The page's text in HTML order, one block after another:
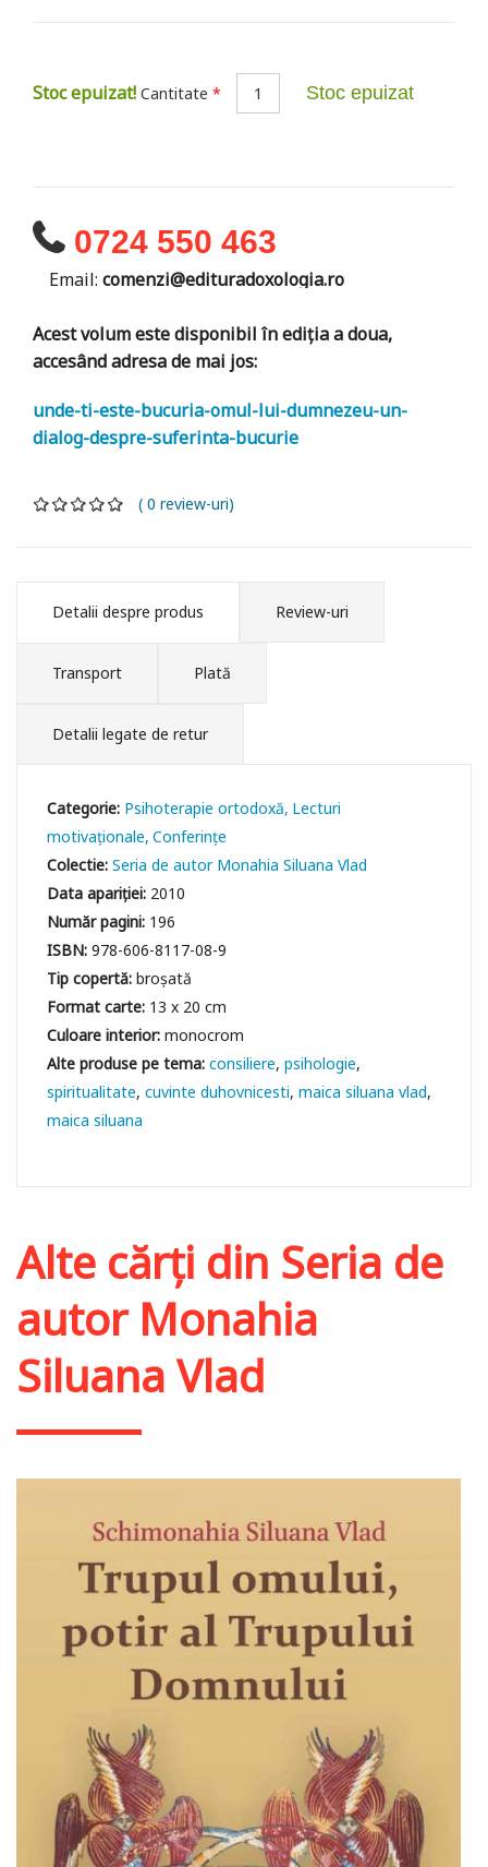
Stoc epuizat! Cantitate * Stoc epuizat
0724 550 463
Email: comenzi@edituradoxologia.ro
Acest volum este disponibil în ediția a doua,
accesând adresa de mai jos:
unde-ti-este-bucuria-omul-lui-dumnezeu-un-
dialog-despre-suferinta-bucurie
( 0 review-uri)
Detalii despre produs Review-uri
Transport Plată
Detalii legate de retur
Categorie: Psihoterapie ortodoxă Lecturi
motivaționale Conferințe
Colectie:Seria de autor Monahia Siluana Vlad
Data apariției: 2010
Număr pagini: 196
ISBN:978-606-8117-08-9
Tip copertă:broșată
Format carte: 13 x 20 cm
Culoare interior:monocrom
consiliere psihologie
spiritualitate cuvinte duhovnicesti maica siluana vlad
maica siluana
Alte cărți din Seria de
autor Monahia
Siluana Vlad